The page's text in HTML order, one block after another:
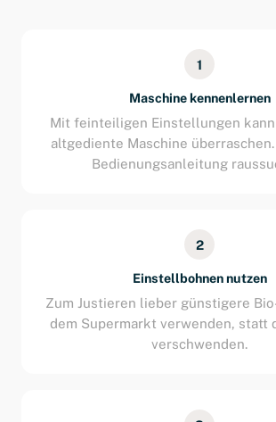
1
Maschine kennenlernen
Mit feinteiligen Einstellungen
altgediente Maschine
Bedienungsanleitung
2
Einstellbohnen nutzen
Zum Justieren lieber günstigere
dem Supermarkt verwenden, statt
verschwenden.